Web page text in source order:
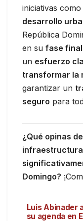
iniciativas
desarrollo
República
en su fase
un esfuerzo
transformar la
garantizar un
seguro para
¿Qué opinas
Domingo?
Luis Abinader
su agenda en